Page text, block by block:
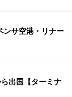
ンサ空港・リナー
出国【ターミナ